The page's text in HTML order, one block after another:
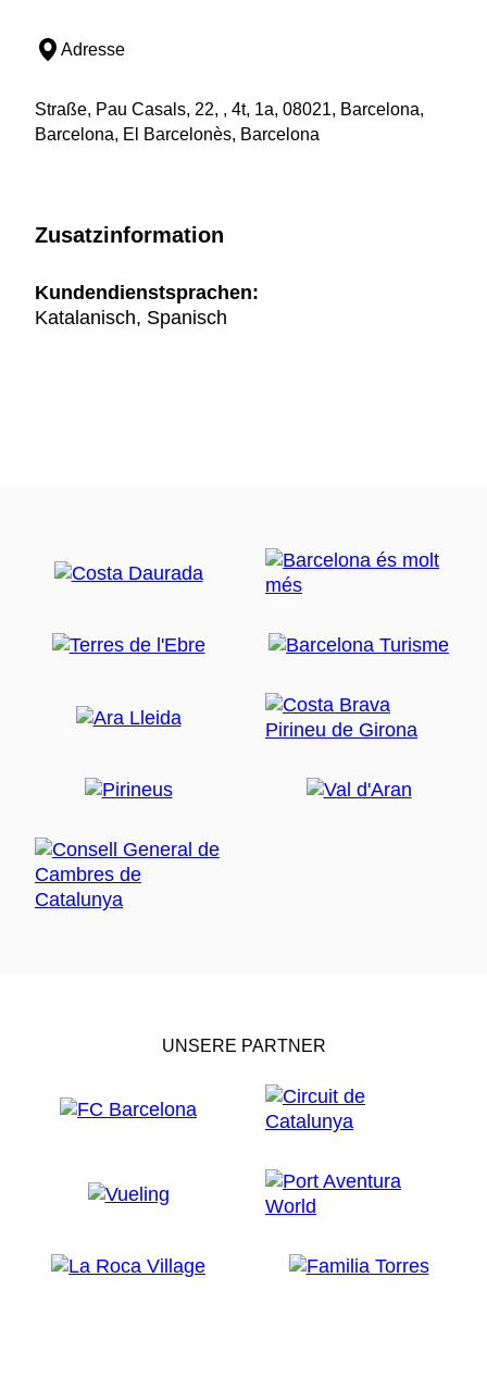
Adresse
Straße, Pau Casals, 22, , 4t, 1a, 08021, Barcelona,
Barcelona, El Barcelonès, Barcelona
Zusatzinformation
Kundendienstsprachen:
Katalanisch, Spanisch
UNSERE PARTNER